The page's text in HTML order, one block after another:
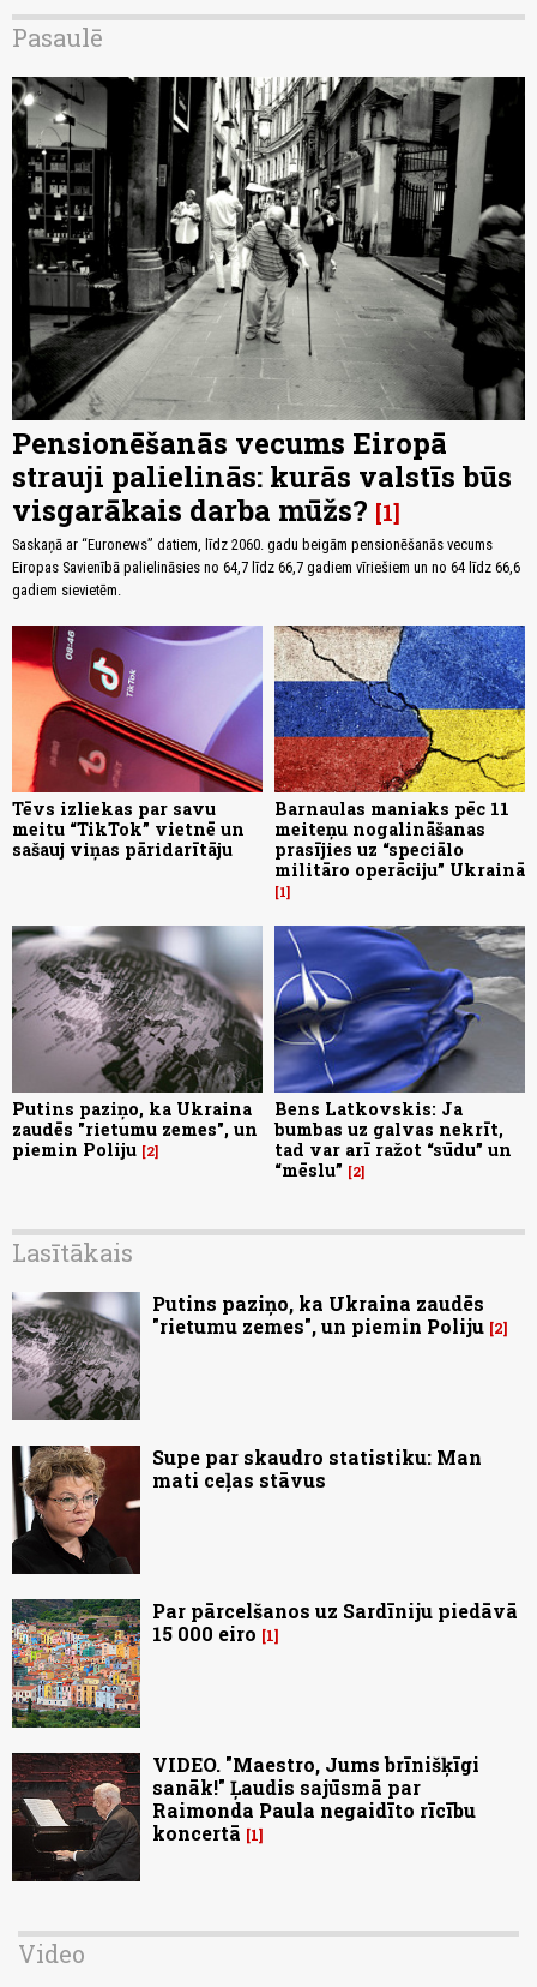
Pasaulē
Pensionēšanās vecums Eiropā
strauji palielinās: kurās valstīs būs
visgarākais darba mūžs? 1
Saskaņā ar “Euronews” datiem, līdz 2060. gadu beigām pensionēšanās vecums
Eiropas Savienībā palielināsies no 64,7 līdz 66,7 gadiem vīriešiem un no 64 līdz 66,6
gadiem sievietēm.
Tēvs izliekas par savu
meitu “TikTok” vietnē un
sašauj viņas pāridarītāju
Barnaulas maniaks pēc 11
meiteņu nogalināšanas
prasījies uz “speciālo
militāro operāciju” Ukrainā
1
Putins paziņo, ka Ukraina
zaudēs "rietumu zemes", un
piemin Poliju 2
Bens Latkovskis: Ja
bumbas uz galvas nekrīt,
tad var arī ražot “sūdu” un
“mēslu”
2
Lasītākais
Putins paziņo, ka Ukraina zaudēs
"rietumu zemes", un piemin Poliju 2
Supe par skaudro statistiku: Man
mati ceļas stāvus
Par pārcelšanos uz Sardīniju piedāvā
15 000 eiro
1
VIDEO. "Maestro, Jums brīnišķīgi
sanāk!" Ļaudis sajūsmā par
Raimonda Paula negaidīto rīcību
koncertā
1
Video